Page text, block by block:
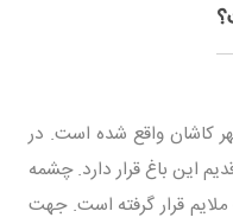
مرکز شهر کاشان واقع شده است. در
این باغ قرار دارد. چشمه
قرار گرفته است. جهت